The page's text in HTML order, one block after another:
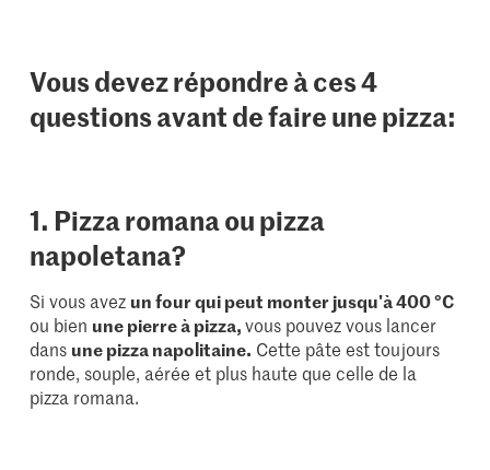
Vous devez répondre à ces 4
questions avant de faire une pizza:
1. Pizza romana ou pizza
napoletana?
Si vous avez un four qui peut monter jusqu'à 400 °C
ou bien une pierre à pizza,vous pouvez vous lancer
dans une pizza napolitaine. Cette pâte est toujours
ronde, souple, aérée et plus haute que celle de la
pizza romana.